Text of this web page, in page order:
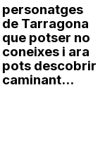
personatges
de Tarragona
que potser no
coneixes i ara
pots descobrir
caminant...